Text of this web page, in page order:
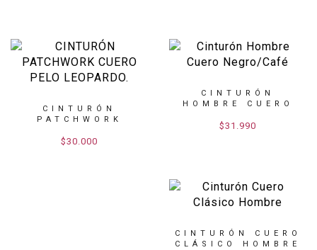
CINTURÓN
PATCHWORK
LEOP...
$30.000
CINTURÓN
HOMBRE CUERO
$31.990
CINTURÓN CUERO
CLÁSICO HOMBRE